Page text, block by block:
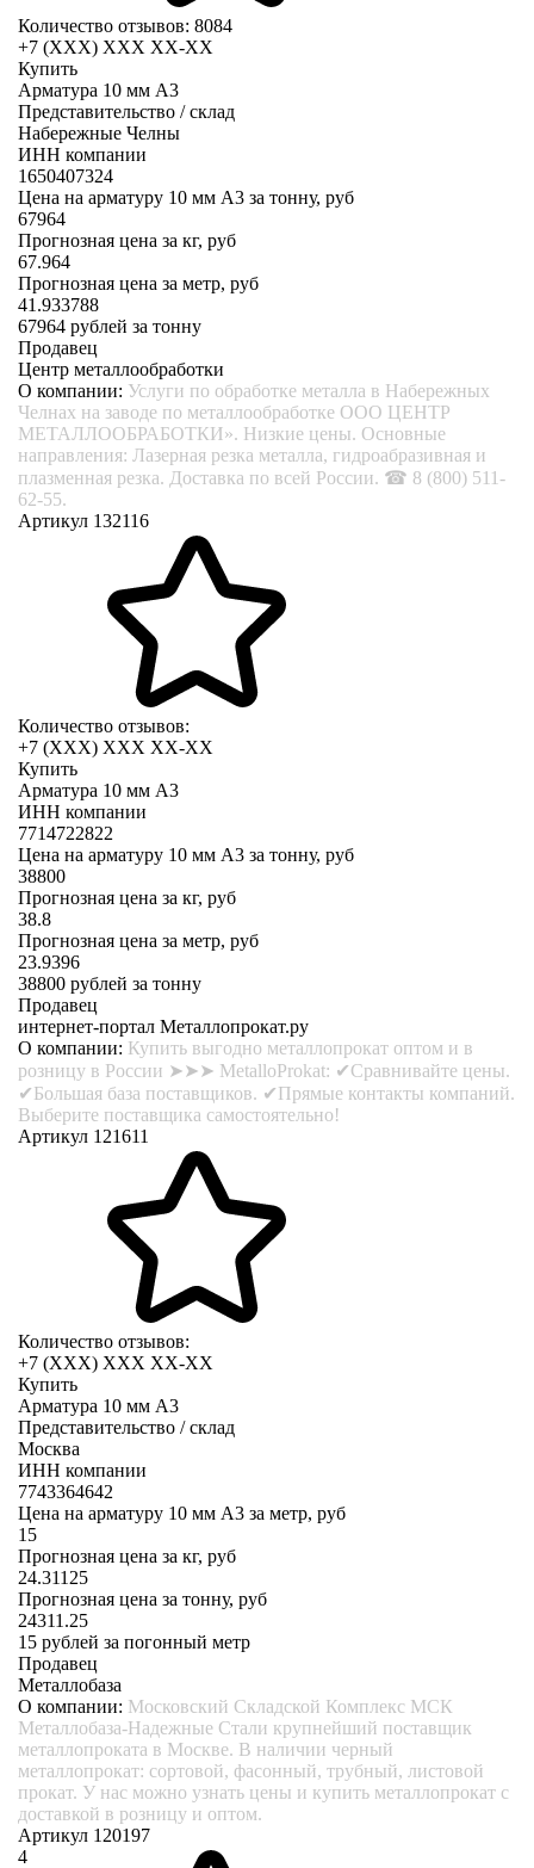
Количество отзывов: 8084
+7 (XXX) ХХХ ХХ-ХХ
Купить
Арматура 10 мм А3
Представительство / склад
Набережные Челны
ИНН компании
1650407324
Цена на арматуру 10 мм А3 за тонну, руб
67964
Прогнозная цена за кг, руб
67.964
Прогнозная цена за метр, руб
41.933788
67964 рублей за тонну
Продавец
Центр металлообработки
О компании: Услуги по обработке металла в Набережных
Челнах на заводе по металлообработке ООО ЦЕНТР
МЕТАЛЛООБРАБОТКИ». Низкие цены. Основные
направления: Лазерная резка металла, гидроабразивная и
плазменная резка. Доставка по всей России. ☎ 8 (800) 511-
62-55.
Артикул 132116
Количество отзывов:
+7 (XXX) ХХХ ХХ-ХХ
Купить
Арматура 10 мм А3
ИНН компании
7714722822
Цена на арматуру 10 мм А3 за тонну, руб
38800
Прогнозная цена за кг, руб
38.8
Прогнозная цена за метр, руб
23.9396
38800 рублей за тонну
Продавец
интернет-портал Металлопрокат.ру
О компании: Купить выгодно металлопрокат оптом и в
розницу в России ➤➤➤ MetalloProkat: ✔Сравнивайте цены.
✔Большая база поставщиков. ✔Прямые контакты компаний.
Выберите поставщика самостоятельно!
Артикул 121611
Количество отзывов:
+7 (XXX) ХХХ ХХ-ХХ
Купить
Арматура 10 мм А3
Представительство / склад
Москва
ИНН компании
7743364642
Цена на арматуру 10 мм А3 за метр, руб
15
Прогнозная цена за кг, руб
24.31125
Прогнозная цена за тонну, руб
24311.25
15 рублей за погонный метр
Продавец
Металлобаза
О компании: Московский Складской Комплекс МСК
Металлобаза-Надежные Стали крупнейший поставщик
металлопроката в Москве. В наличии черный
металлопрокат: сортовой, фасонный, трубный, листовой
прокат. У нас можно узнать цены и купить металлопрокат с
доставкой в розницу и оптом.
Артикул 120197
4